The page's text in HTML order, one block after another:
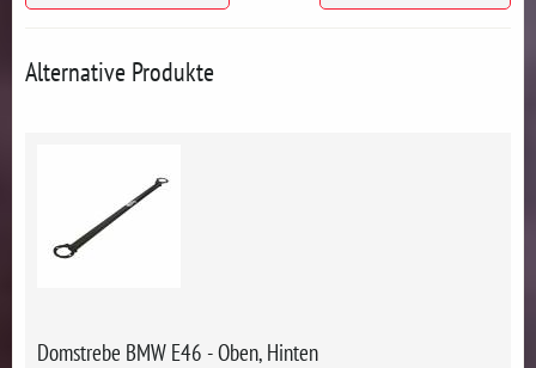
Alternative Produkte
Domstrebe BMW E46 - Oben, Hinten